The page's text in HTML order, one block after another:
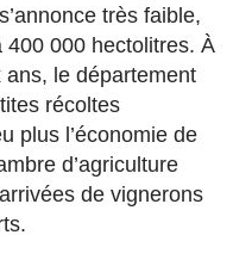
très faible,
000 hectolitres. À
le département
récoltes
plus l’économie de
d’agriculture
de vignerons